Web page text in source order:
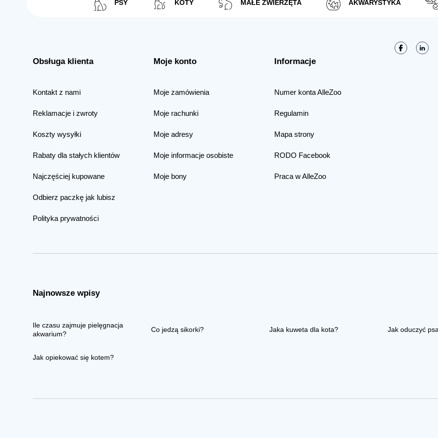
PSY KOTY MAŁE ZWIERZĘTA AKWARYSTYKA
Obsługa klienta
Kontakt z nami
Reklamacje i zwroty
Koszty wysyłki
Rabaty dla stałych klientów
Najczęściej kupowane
Odbierz paczkę jak lubisz
Polityka prywatności
Moje konto
Moje zamówienia
Moje rachunki
Moje adresy
Moje informacje osobiste
Moje bony
Informacje
Numer konta AlleZoo
Regulamin
Mapa strony
RODO Facebook
Praca w AlleZoo
Najnowsze wpisy
Ile czasu zajmuje pielęgnacja
akwarium?
Co jedzą sikorki? Jaka kuweta dla kota? Jak oduczyć
Jak opiekować się kotem?